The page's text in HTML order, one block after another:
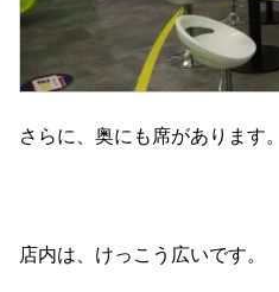
さらに、奥にも席があります。
店内は、けっこう広いです。